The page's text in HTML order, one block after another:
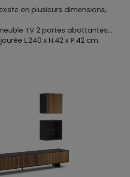
existe en plusieurs dimensions,
TV 2 portes abattantes
L.240 x H.42 x P.42 cm.